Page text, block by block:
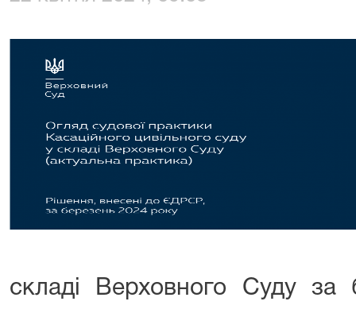
складі Верховного Суду